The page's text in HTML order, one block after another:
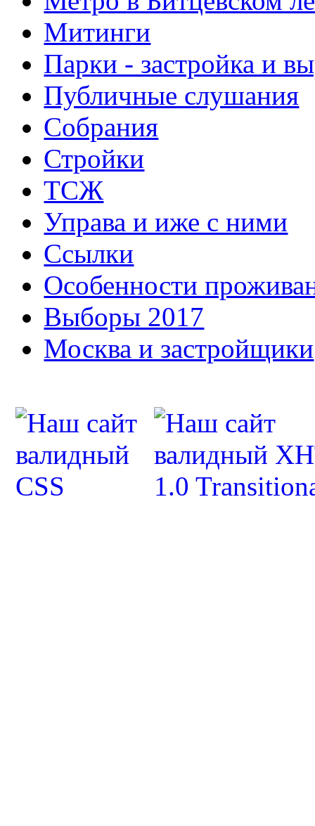
Митинги
Парки - застройка и
Публичные слушания
Собрания
Стройки
ТСЖ
Управа и иже с ними
Ссылки
Особенности
Выборы 2017
Москва и застройщики